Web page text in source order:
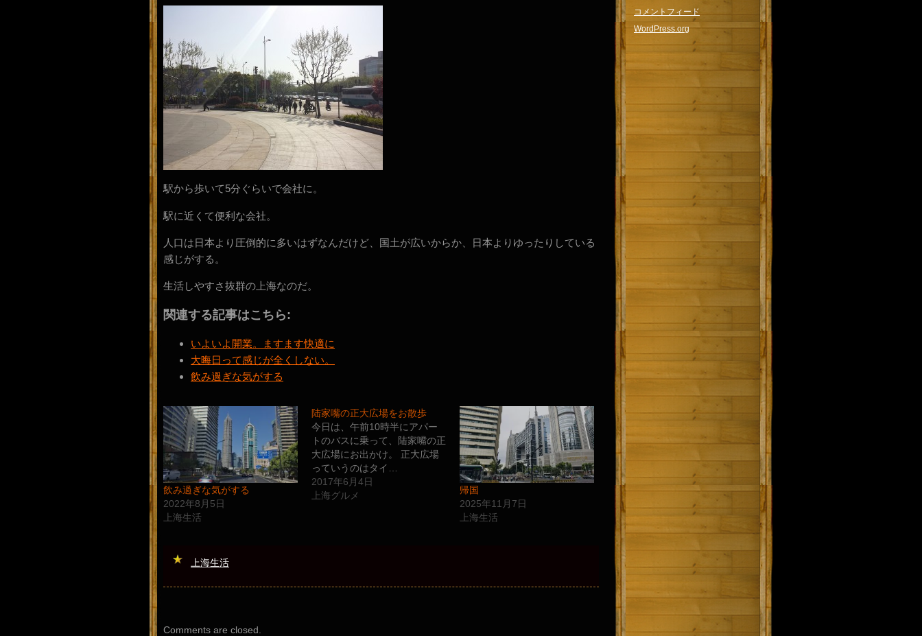
駅から歩いて5分ぐらいで会社に。
駅に近くて便利な会社。
人口は日本より圧倒的に多いはずなんだけど、国土が広いからか、日本よりゆったりしている
感じがする。
生活しやすさ抜群の上海なのだ。
関連する記事はこちら:
いよいよ開業。ますます快適に
大晦日って感じが全くしない。
飲み過ぎな気がする
飲み過ぎな気がする
2022年8月5日
上海生活
陆家嘴の正大広場をお散歩
今日は、午前10時半にアパー
トのバスに乗って、陆家嘴の正
大広場にお出かけ。 正大広場
っていうのはタイ…
2017年6月4日
上海グルメ
帰国
2025年11月7日
上海生活
上海生活
Comments are closed.
コメントフィード
WordPress.org